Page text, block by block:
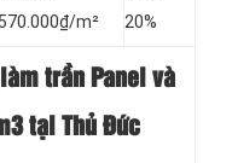
570.000₫/m²
20%
trần Panel và
tại Thủ Đức